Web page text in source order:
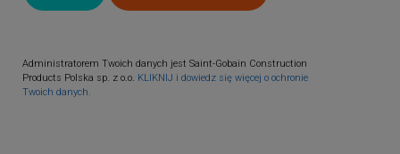
Administratorem Twoich danych jest Saint-Gobain Construction
Products Polska sp. z o.o. KLIKNIJ i dowiedz się więcej o ochronie
Twoich danych.